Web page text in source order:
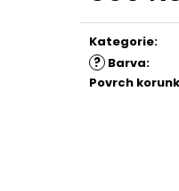
cena:
Kategorie:
? Barva:
Povrch